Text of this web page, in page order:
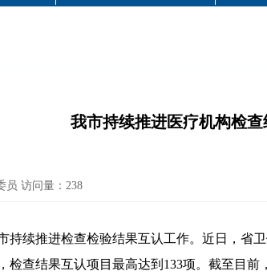
我市持续推进医疗机构检
员 访问量： 238
持续推进检查检验结果互认工作。近日，省
查结果互认项目最高达到133项。截至目前